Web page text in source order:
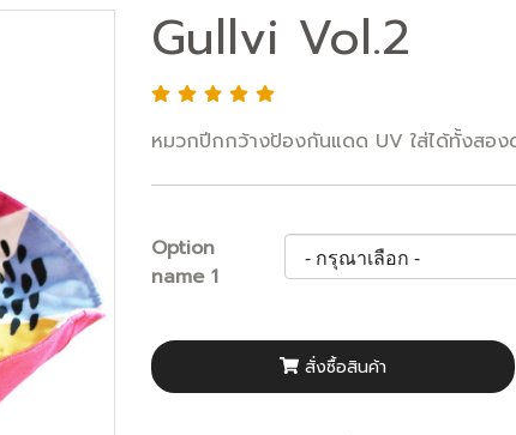
Gullvi Vol.2
หมวกปีกกว้างป้องกันแดด UV ใส่ได้ทั้งสอ
Option
name 1
สั่งซื้อสินค้า